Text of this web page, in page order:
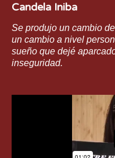
Candela Iniba
Se produjo un cambio
un cambio a nivel
sueño que dejé
inseguridad.